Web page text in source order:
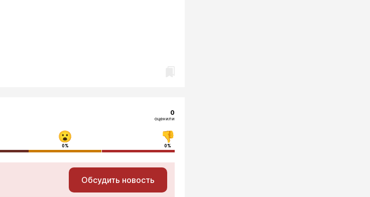
0
оценили
0% 0%
Обсудить новость